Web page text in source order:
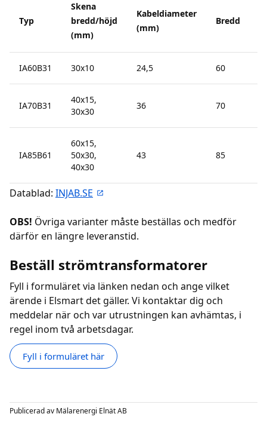
Typ
Skena
bredd/höjd
(mm)
Kabeldiameter
(mm)
Bredd
IA60B31 30x10 24,5 60
IA70B31
40x15,
30x30
36 70
IA85B61
60x15,
50x30,
40x30
43 85
Datablad: INJAB.SE
OBS! Övriga varianter måste beställas och medför
därför en längre leveranstid.
Beställ strömtransformatorer
Fyll i formuläret via länken nedan och ange vilket
ärende i Elsmart det gäller. Vi kontaktar dig och
meddelar när och var utrustningen kan avhämtas, i
regel inom två arbetsdagar.
Fyll i formuläret här
Publicerad av Mälarenergi Elnät AB